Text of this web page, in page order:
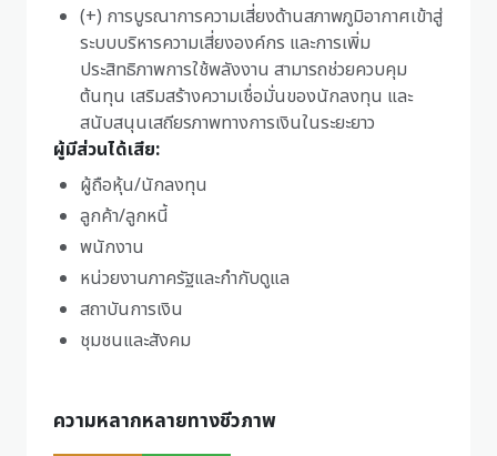
(+) การบูรณาการความเสี่ยงด้านสภาพภูมิอากาศเข้าสู่
ระบบบริหารความเสี่ยงองค์กร และการเพิ่ม
ประสิทธิภาพการใช้พลังงาน สามารถช่วยควบคุม
ต้นทุน เสริมสร้างความเชื่อมั่นของนักลงทุน และ
สนับสนุนเสถียรภาพทางการเงินในระยะยาว
ผู้มีส่วนได้เสีย:
ผู้ถือหุ้น/นักลงทุน
ลูกค้า/ลูกหนี้
พนักงาน
หน่วยงานภาครัฐและกำกับดูแล
สถาบันการเงิน
ชุมชนและสังคม
ความหลากหลายทางชีวภาพ